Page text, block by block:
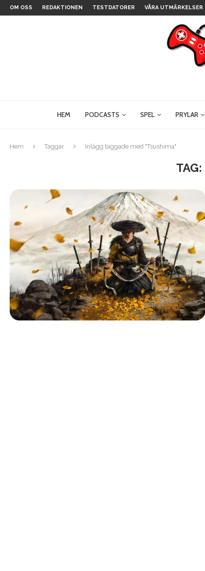
OM OSS REDAKTIONEN TESTDATORER VÅRA UTMÄRKELSER
HEM PODCASTS SPEL PRYLAR
Hem Taggar Inlägg taggade med "Tsushima"
TAG: